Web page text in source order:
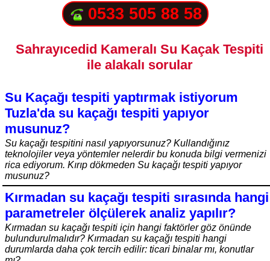
0533 505 88 58
Sahrayıcedid Kameralı Su Kaçak Tespiti
ile alakalı sorular
Su Kaçağı tespiti yaptırmak istiyorum
Tuzla'da su kaçağı tespiti yapıyor
musunuz?
Su kaçağı tespitini nasıl yapıyorsunuz? Kullandığınız
teknolojiler veya yöntemler nelerdir bu konuda bilgi vermenizi
rica ediyorum. Kırıp dökmeden Su kaçağı tespiti yapıyor
musunuz?
Kırmadan su kaçağı tespiti sırasında hangi
parametreler ölçülerek analiz yapılır?
Kırmadan su kaçağı tespiti için hangi faktörler göz önünde
bulundurulmalıdır? Kırmadan su kaçağı tespiti hangi
durumlarda daha çok tercih edilir: ticari binalar mı, konutlar